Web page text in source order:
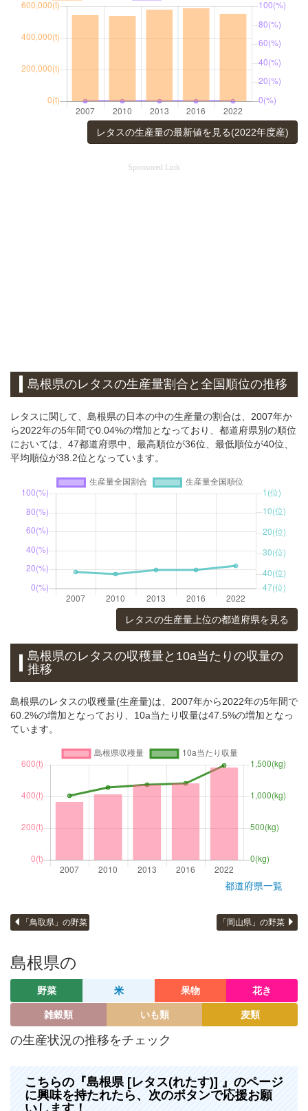
レタスの生産量の最新値を見る(2022年度産)
Sponsored Link
島根県のレタスの生産量割合と全国順位の推移
レタスに関して、島根県の日本の中の生産量の割合は、2007年か
ら2022年の5年間で0.04%の増加となっており、都道府県別の順位
においては、47都道府県中、最高順位が36位、最低順位が40位、
平均順位が38.2位となっています。
レタスの生産量上位の都道府県を見る
島根県のレタスの収穫量と10a当たりの収量の
推移
島根県のレタスの収穫量(生産量)は、2007年から2022年の5年間で
60.2%の増加となっており、10a当たり収量は47.5%の増加となっ
ています。
都道府県一覧
「鳥取県」の野菜 「岡山県」の野菜
島根県の
野菜 米 果物 花き
雑穀類 いも類 麦類
の生産状況の推移をチェック
こちらの『島根県 [レタス(れたす)] 』のページ
に興味を持たれたら、次のボタンで応援お願